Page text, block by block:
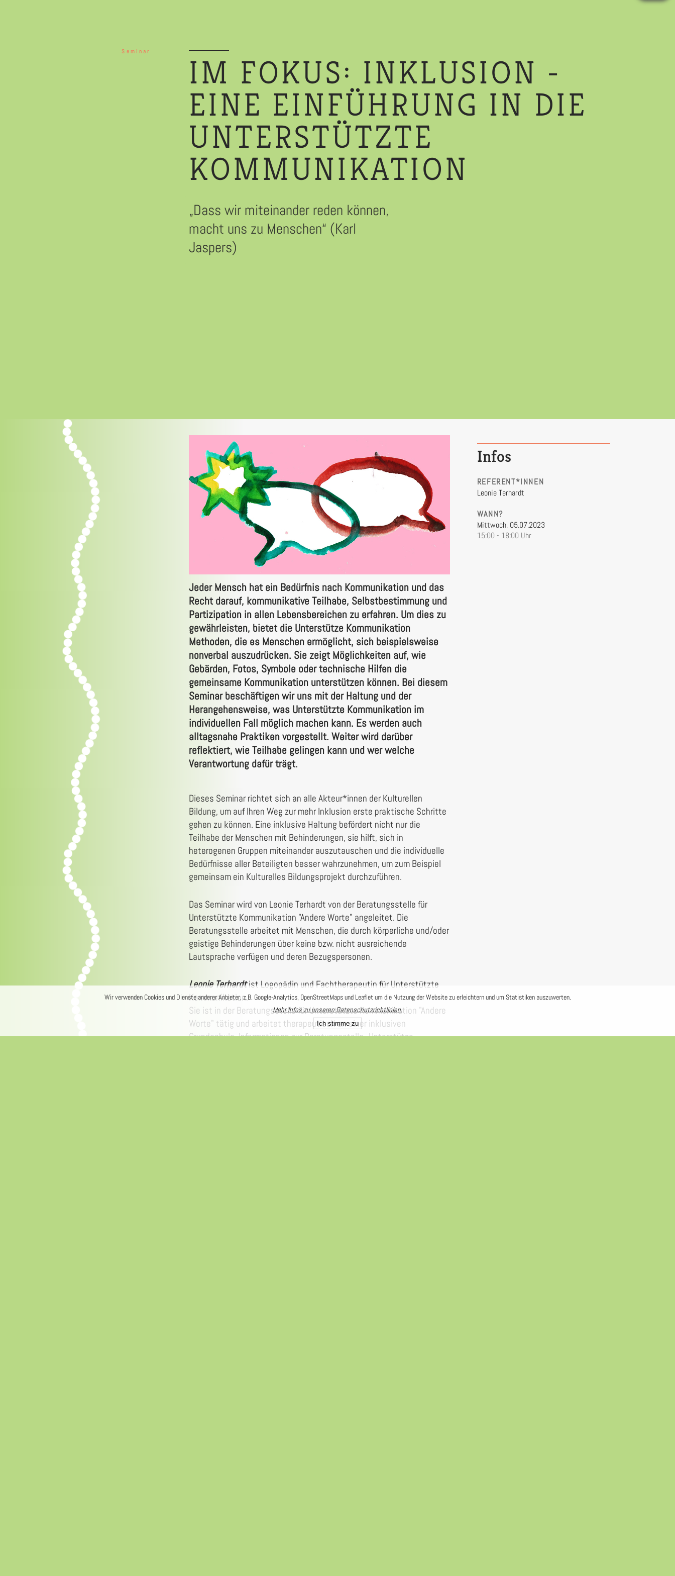
Wir verwenden Cookies und Dienste anderer Anbieter, z.B. Google-Analytics, OpenStreetMaps und Leaflet um die Nutzung der Website zu erleichtern und um Statistiken auszuwerten.
Mehr Infos zu unseren Datenschutzrichtlinien.
Ich stimme zu
Seminar
IM FOKUS: INKLUSION -
EINE EINFÜHRUNG IN DIE
UNTERSTÜTZTE
KOMMUNIKATION
„Dass wir miteinander reden können,
macht uns zu Menschen“ (Karl
Jaspers)
Jeder Mensch hat ein Bedürfnis nach Kommunikation und das
Recht darauf, kommunikative Teilhabe, Selbstbestimmung und
Partizipation in allen Lebensbereichen zu erfahren. Um dies zu
gewährleisten, bietet die Unterstütze Kommunikation
Methoden, die es Menschen ermöglicht, sich beispielsweise
nonverbal auszudrücken. Sie zeigt Möglichkeiten auf, wie
Gebärden, Fotos, Symbole oder technische Hilfen die
gemeinsame Kommunikation unterstützen können. Bei diesem
Seminar beschäftigen wir uns mit der Haltung und der
Herangehensweise, was Unterstützte Kommunikation im
individuellen Fall möglich machen kann. Es werden auch
alltagsnahe Praktiken vorgestellt. Weiter wird darüber
reflektiert, wie Teilhabe gelingen kann und wer welche
Verantwortung dafür trägt.
Dieses Seminar richtet sich an alle Akteur*innen der Kulturellen
Bildung, um auf Ihren Weg zur mehr Inklusion erste praktische Schritte
gehen zu können. Eine inklusive Haltung befördert nicht nur die
Teilhabe der Menschen mit Behinderungen, sie hilft, sich in
heterogenen Gruppen miteinander auszutauschen und die individuelle
Bedürfnisse aller Beteiligten besser wahrzunehmen, um zum Beispiel
gemeinsam ein Kulturelles Bildungsprojekt durchzuführen.
Das Seminar wird von Leonie Terhardt von der Beratungsstelle für
Unterstützte Kommunikation "Andere Worte" angeleitet. Die
Beratungsstelle arbeitet mit Menschen, die durch körperliche und/oder
geistige Behinderungen über keine bzw. nicht ausreichende
Lautsprache verfügen und deren Bezugspersonen.
Leonie Terhardtist Logopädin und Fachtherapeutin für Unterstützte
Kommunikation.
Sie ist in der Beratungsstelle für Unterstützte Kommunikation "Andere
Worte" tätig und arbeitet therapeutisch an einer inklusiven
Grundschule. Informationen zur Beratungsstelle „Unterstütze
Infos
REFERENT*INNEN
Leonie Terhardt
WANN?
Mittwoch, 05.07.2023
15:00 - 18:00 Uhr